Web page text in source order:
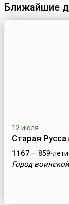
Ближайшие
12 июля
Старая Русса
1167 — 859-
Город